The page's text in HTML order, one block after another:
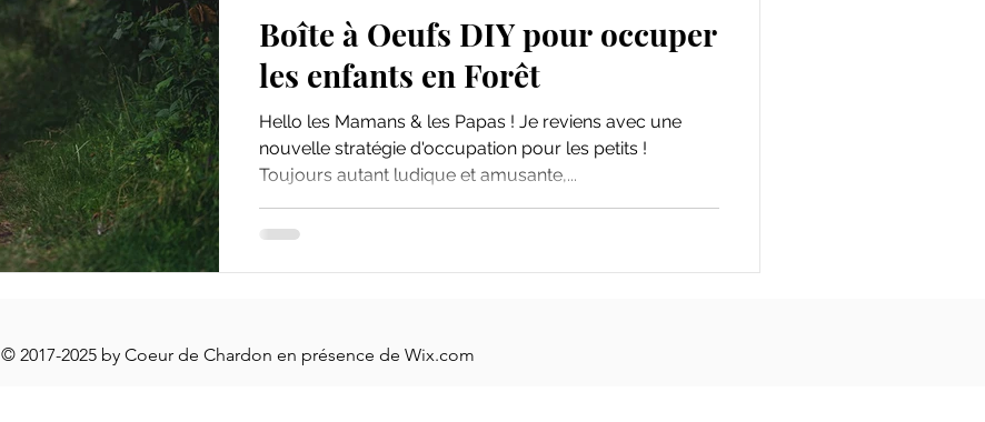
Boîte à Oeufs DIY pour occuper
les enfants en Forêt
Hello les Mamans & les Papas ! Je reviens avec une
nouvelle stratégie d'occupation pour les petits !
Toujours autant ludique et amusante,...
© 2017-2025 by Coeur de Chardon en présence de Wix.com